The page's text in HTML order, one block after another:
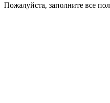
Пожалуйста, заполните все